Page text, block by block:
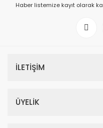
Dior Hypnotic Poison Edp
11.700,00 TL
Haber listemize kayıt olarak
İLETİŞİM
ÜYELİK